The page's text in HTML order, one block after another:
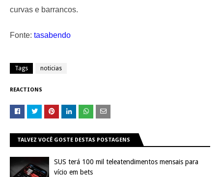
curvas e barrancos.
Fonte: tasabendo
Tags noticias
REACTIONS
TALVEZ VOCÊ GOSTE DESTAS POSTAGENS
SUS terá 100 mil teleatendimentos mensais para
vício em bets